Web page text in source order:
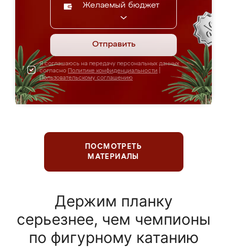
Желаемый бюджет
Отправить
Я соглашаюсь на передачу персональных данных
согласно Политике конфиденциальности
Пользовательскому соглашению
ПОСМОТРЕТЬ
МАТЕРИАЛЫ
Держим планку
серьезнее, чем чемпионы
по фигурному катанию